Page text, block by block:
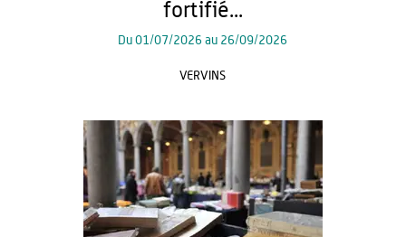
fortifié...
Du01/07/2026 au 26/09/2026
VERVINS